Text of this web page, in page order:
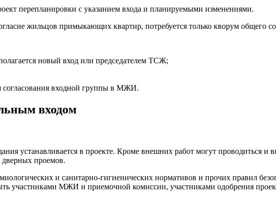
перепланировки с указанием входа и планируемыми изменениями.
жильцов примыкающих квартир, потребуется только кворум общего
новый вход или председателем ТСЖ;
согласования входной группы в МЖИ.
входом
устанавливается в проекте. Кроме внешних работ могут проводиться и
дверных проемов.
и санитарно-гигиенических нормативов и прочих правил
участниками МЖИ и приемочной комиссии, участниками одобрения